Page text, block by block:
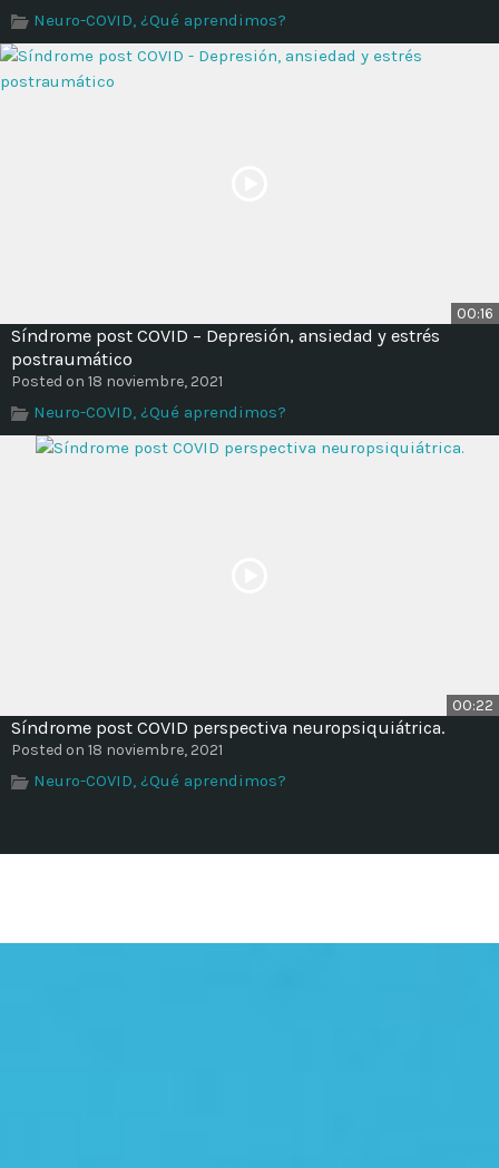
Neuro-COVID, ¿Qué aprendimos?
00:16
Síndrome post COVID – Depresión, ansiedad y estrés
postraumático
Posted on 18 noviembre, 2021
Neuro-COVID, ¿Qué aprendimos?
00:22
Síndrome post COVID perspectiva neuropsiquiátrica.
Posted on 18 noviembre, 2021
Neuro-COVID, ¿Qué aprendimos?